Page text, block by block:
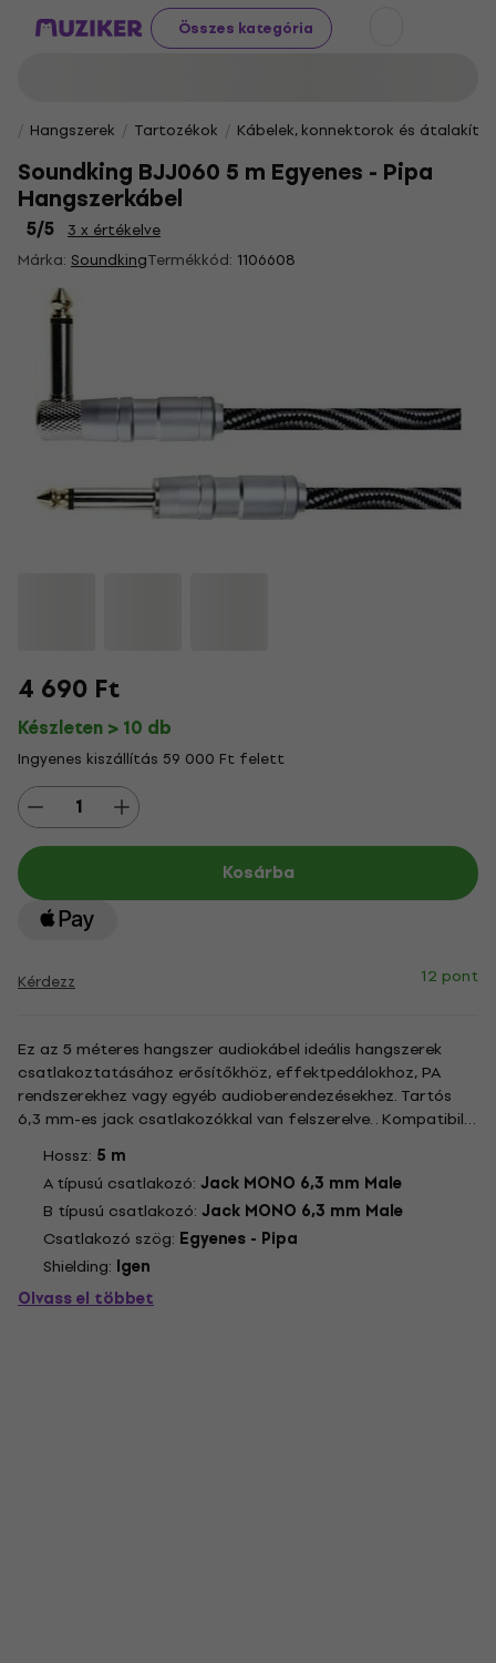
Összes kategória
Hangszerek Tartozékok Kábelek, konnektorok és átalakítók
Soundking BJJ060 5 m Egyenes - Pipa
Hangszerkábel
5/5
3 x értékelve
Márka: SoundkingTermékkód: 1106608
4 690 Ft
Készleten > 10 db
Ingyenes kiszállítás 59 000 Ft felett
Kosárba
Kérdezz 12 pont
Ez az 5 méteres hangszer audiokábel ideális hangszerek
csatlakoztatásához erősítőkhöz, effektpedálokhoz, PA
rendszerekhez vagy egyéb audioberendezésekhez. Tartós
6,3 mm-es jack csatlakozókkal van felszerelve. . Kompatibilis
valamivel: Elektromos gitárok Basszusgitárok Billentyűzetek
Erősítők. .
Hossz: 5 m
A típusú csatlakozó: Jack MONO 6,3 mm Male
B típusú csatlakozó: Jack MONO 6,3 mm Male
Csatlakozó szög: Egyenes - Pipa
Shielding: Igen
Olvass el többet